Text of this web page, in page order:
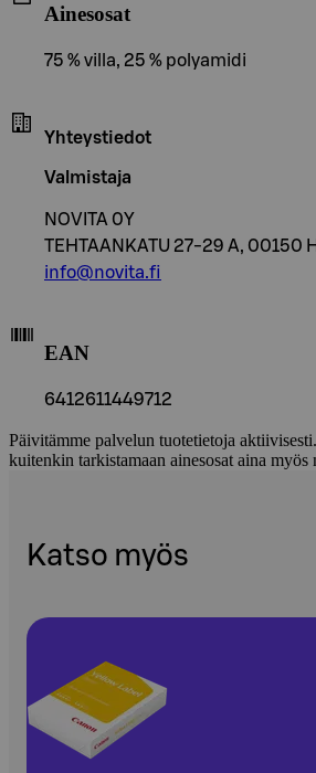
Ainesosat
75 % villa, 25 % polyamidi
Yhteystiedot
Valmistaja
NOVITA 0Y
TEHTAANKATU 27-29 A, 00150
info@novita.fi
EAN
6412611449712
Päivitämme palvelun tuotetietoja
kuitenkin tarkistamaan ainesosat aina myös
Katso myös